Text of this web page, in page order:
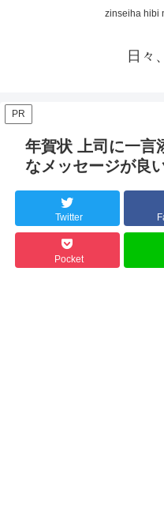
zinseiha hibi
日々
PR
年賀状 上司に一言
なメッセージが良
Twitter
Pocket